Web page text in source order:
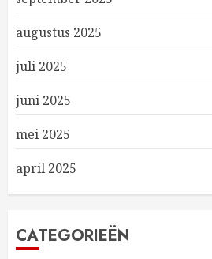
augustus 2025
juli 2025
juni 2025
mei 2025
april 2025
CATEGORIEËN